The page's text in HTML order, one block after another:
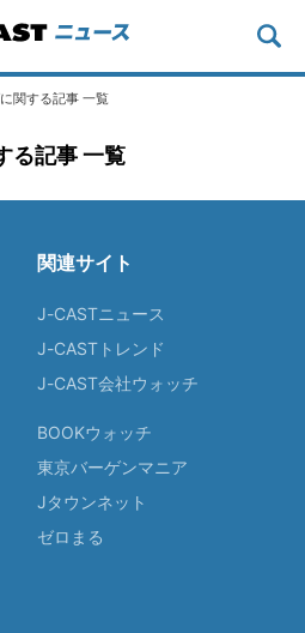
関する記事 一覧
る記事 一覧
関連サイト
J-CASTニュース
J-CASTトレンド
J-CAST会社ウォッチ
BOOKウォッチ
東京バーゲンマニア
Jタウンネット
ゼロまる